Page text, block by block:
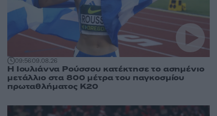
09:5609.08.26
Η Ιουλιάννα Ρούσσου κατέκτησε το ασημένιο
μετάλλιο στα 800 μέτρα του παγκοσμίου
πρωταθλήματος Κ20